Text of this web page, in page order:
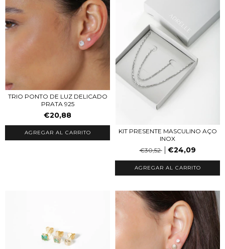
TRIO PONTO DE LUZ DELICADO
PRATA 925
€20,88
KIT PRESENTE MASCULINO AÇO
INOX
€30,52
€24,09